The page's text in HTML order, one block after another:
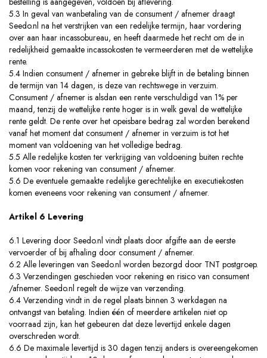
5.3 In geval van wanbetaling van de consument / afnemer draagt
Seedo.nl na het verstrijken van een redelijke termijn, haar vordering
over aan haar incassobureau, en heeft daarmede het recht om de in
redelijkheid gemaakte incassokosten te vermeerderen met de wettelijke
rente.
5.4 Indien consument / afnemer in gebreke blijft in de betaling binnen
de termijn van 14 dagen, is deze van rechtswege in verzuim.
Consument / afnemer is alsdan een rente verschuldigd van 1% per
maand, tenzij de wettelijke rente hoger is in welk geval de wettelijke
rente geldt. De rente over het opeisbare bedrag zal worden berekend
vanaf het moment dat consument / afnemer in verzuim is tot het
moment van voldoening van het volledige bedrag.
5.5 Alle redelijke kosten ter verkrijging van voldoening buiten rechte
komen voor rekening van consument / afnemer.
5.6 De eventuele gemaakte redelijke gerechtelijke en executiekosten
komen eveneens voor rekening van consument / afnemer.
Artikel 6 Levering
6.1 Levering door Seedo.nl vindt plaats door afgifte aan de eerste
vervoerder of bij afhaling door consument / afnemer.
6.2 Alle leveringen van Seedo.nl worden bezorgd door TNT postgroep.
6.3 Verzendingen geschieden voor rekening en risico van consument
/afnemer. Seedo.nl regelt de wijze van verzending.
6.4 Verzending vindt in de regel plaats binnen 3 werkdagen na
ontvangst van betaling. Indien één of meerdere artikelen niet op
voorraad zijn, kan het gebeuren dat deze levertijd enkele dagen
overschreden wordt.
6.6 De maximale levertijd is 30 dagen tenzij anders is overeengekomen